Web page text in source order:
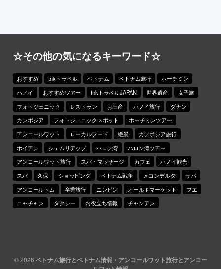
☆その他の気になるキーワード☆
おすすめ tnkトラベル ベトナム ベトナム旅行
ホーチミン
ハノイ
おすすめツアー tnkトラベルJAPAN 世界遺産
女子旅
フォトジェニック
レストラン お土産 ハノイ旅行
ダナン
カンボジア
フォトジェニックスポット
ホーチミンツアー
アンコールワット
ローカルフード 絶景
カンボジア旅行
ホイアン
シェムリアップ ハロン湾
ハロン湾ツアー
アンコールワット旅行
スパ・マッサージ カフェ
ハノイ観光
スパ
久保 ショッピング ベトナム戦争 メコンデルタ
サパ
アンコールトム
卒業旅行 ニンビン オールドマーケット
フエ
ニャチャン
タクシー お役立ち情報 チャンアン
© 2026 ベトナム旅行とベトナム情報・アンコールワット旅行とアンコー